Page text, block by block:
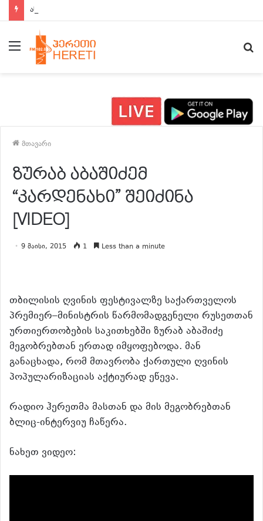
ახალი ამბები 15:00 საათზე
მენიუ
მთავარი
ზურაბ აბაშიძემ
“კარდენახი” შეიძინა
[VIDEO]
9 მაისი, 2015 1 Less than a minute
თბილისის ღვინის ფესტივალზე საქართველოს
პრემიერ–მინისტრის წარმომადგენელი რუსეთთან
ურთიერთობების საკითხებში ზურაბ აბაშიძე
მეგობრებთან ერთად იმყოფებოდა. მან
განაცხადა, რომ მთავრობა ქართული ღვინის
პოპულარიზაციას აქტიურად ეწევა.
რადიო ჰერეთმა მასთან და მის მეგობრებთან
ბლიც-ინტერვიუ ჩაწერა.
ნახეთ ვიდეო: